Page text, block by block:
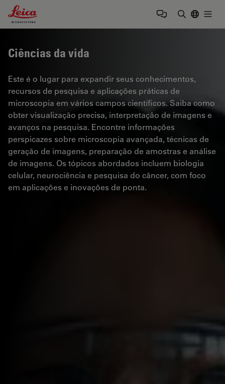
Leica Microsystems Logo
Ciências da vida
Este é o lugar para expandir seus conhecimentos,
recursos de pesquisa e aplicações práticas de
microscopia em vários campos científicos. Saiba como
obter visualização precisa, interpretação de imagens e
avanços na pesquisa. Encontre informações
perspicazes sobre microscopia avançada, técnicas de
geração de imagens, preparação de amostras e análise
de imagens. Os tópicos abordados incluem biologia
celular, neurociência e pesquisa do câncer, com foco
em aplicações e inovações de ponta.